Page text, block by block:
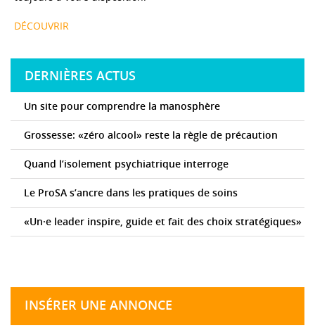
DÉCOUVRIR
DERNIÈRES ACTUS
Un site pour comprendre la manosphère
Grossesse: «zéro alcool» reste la règle de précaution
Quand l’isolement psychiatrique interroge
Le ProSA s’ancre dans les pratiques de soins
«Un·e leader inspire, guide et fait des choix stratégiques»
INSÉRER UNE ANNONCE